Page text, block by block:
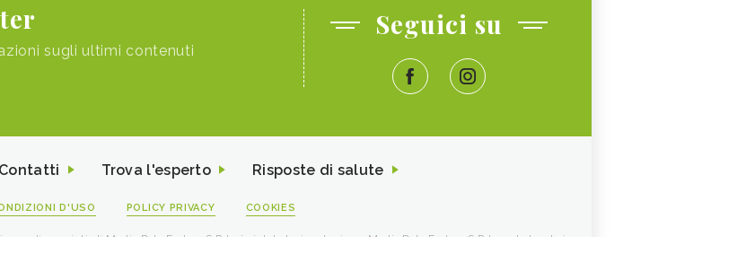
sugli ultimi contenuti
Seguici su
Contatti Trova l'esperto Risposte di salute
D'USO POLICY PRIVACY COOKIES
di proprietà di Media Data Factory S.R.L, è vietata la riproduzione. Media Data Factory S.R.L. sede legale in